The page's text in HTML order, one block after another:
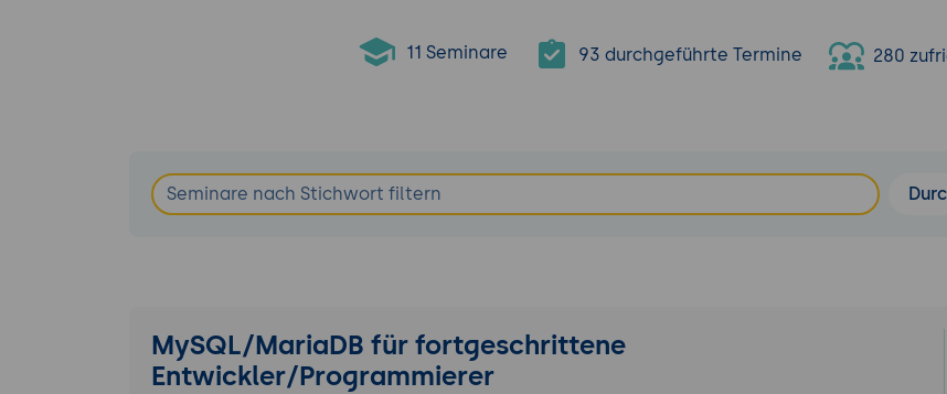
11 Seminare 93 durchgeführte Termine 280
MySQL/MariaDB für fortgeschrittene
Entwickler/Programmierer